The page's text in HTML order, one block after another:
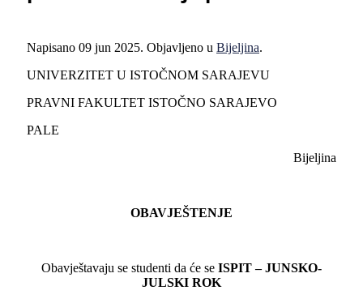
Napisano 09 jun 2025. Objavljeno u Bijeljina.
UNIVERZITET U ISTOČNOM SARAJEVU
PRAVNI FAKULTET ISTOČNO SARAJEVO
PALE
Bijeljina
OBAVJEŠTENJE
Obavještavaju se studenti da će se ISPIT – JUNSKO-
JULSKI ROK